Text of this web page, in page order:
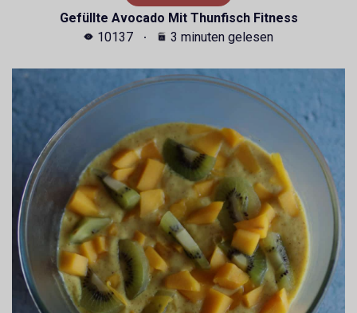
Gefüllte Avocado Mit Thunfisch Fitness
10137
3 minuten gelesen